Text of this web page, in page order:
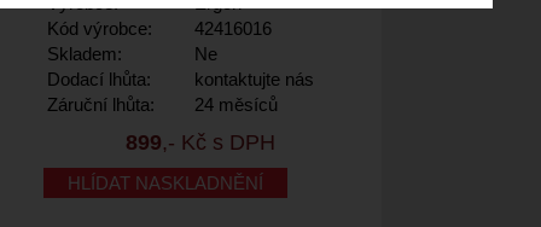
Kód výrobce:
42416016
Skladem:
Ne
Dodací lhůta:
kontaktujte nás
Záruční lhůta:
24 měsíců
899,- Kč s DPH
HLÍDAT NASKLADNĚNÍ